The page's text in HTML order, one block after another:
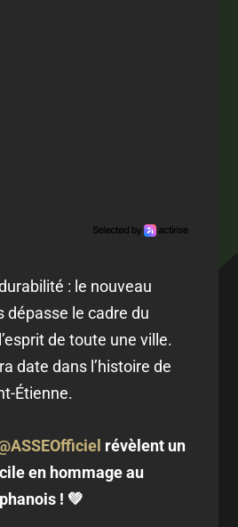
: le nouveau
dépasse le cadre du
de toute une ville.
date dans l’histoire de
Étienne.
révèlent un
en hommage au
! 💚